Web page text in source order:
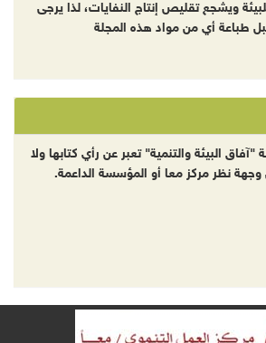
ويشجع تقليص إنتاج النفايات، لذا يرجى
طباعة أي من مواد هذه المجلة
"آفاق البيئة والتنمية" تعبر عن رأي كتابها ولا
وجهة نظر مركز معا أو المؤسسة الداعمة.